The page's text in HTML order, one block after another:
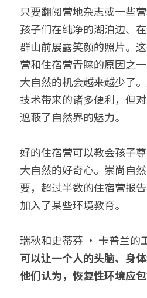
只要翻阅营地杂志或一些
孩子们在纯净的湖泊边、
群山前展露笑颜的照片。
营和住宿营青睐的原因之
大自然的机会越来越少了
技术带来的诸多便利，但
遮蔽了自然界的魅力。
好的住宿营可以教会孩子
大自然的好奇心。崇尚自
要，超过半数的住宿营报
加入了某些环境教育。
瑞秋和史蒂芬 • 卡普兰的
可以让一个人的头脑、身体
他们认为，恢复性环境应